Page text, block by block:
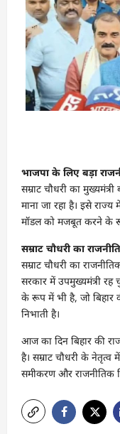
भाजपा के लिए बड़ा
सम्राट चौधरी का
माना जा रहा है। इसे
मॉडल को मजबूत करने के
सम्राट चौधरी का
सम्राट चौधरी का
सरकार में उपमुख्यमंत्री
के रूप में भी है, जो बिहार
निभाती है।
आज का दिन बिहार की
है। सम्राट चौधरी के
समीकरण और राजनीतिक